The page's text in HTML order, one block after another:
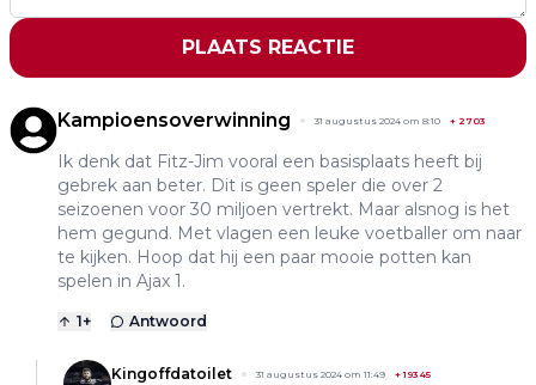
PLAATS REACTIE
Kampioensoverwinning 31 augustus 2024 om 8:10 + 2703
Ik denk dat Fitz-Jim vooral een basisplaats heeft bij
gebrek aan beter. Dit is geen speler die over 2
seizoenen voor 30 miljoen vertrekt. Maar alsnog is het
hem gegund. Met vlagen een leuke voetballer om naar
te kijken. Hoop dat hij een paar mooie potten kan
spelen in Ajax 1.
1+ Antwoord
Kingoffdatoilet 31 augustus 2024 om 11:49 +19345